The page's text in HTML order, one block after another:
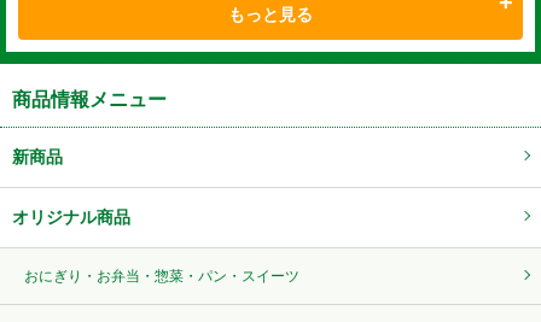
もっと見る
商品情報メニュー
新商品
オリジナル商品
おにぎり・お弁当・惣菜・パン・スイーツ